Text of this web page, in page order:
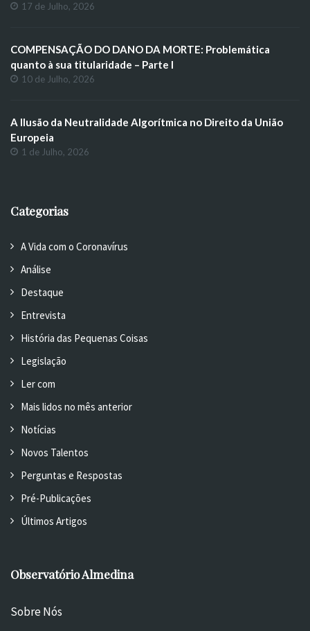
17 de Julho, 2026
COMPENSAÇÃO DO DANO DA MORTE: Problemática
quanto à sua titularidade – Parte I
10 de Julho, 2026
A Ilusão da Neutralidade Algorítmica no Direito da União
Europeia
1 de Julho, 2026
Categorias
A Vida com o Coronavírus
Análise
Destaque
Entrevista
História das Pequenas Coisas
Legislação
Ler com
Mais lidos no mês anterior
Notícias
Novos Talentos
Perguntas e Respostas
Pré-Publicações
Últimos Artigos
Observatório Almedina
Sobre Nós